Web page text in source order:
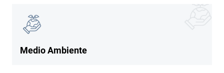
Imagen
Medio Ambiente
Imagen